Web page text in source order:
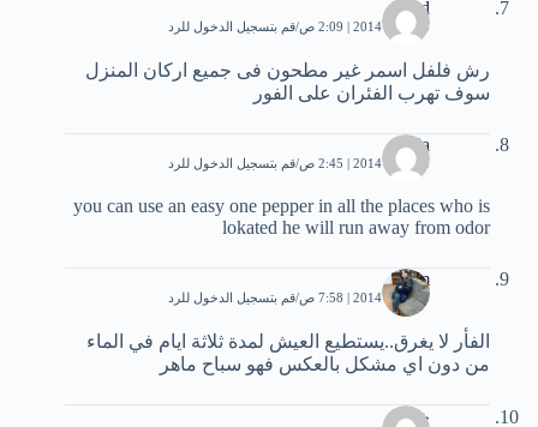
hend
15 يناير، 2014 | 2:09 ص قم بتسجيل الدخول للرد
رش فلفل اسمر غير مطحون فى جميع اركان المنزل
سوف تهرب الفئران على الفور
rania
15 يناير، 2014 | 2:45 ص قم بتسجيل الدخول للرد
you can use an easy one pepper in all the places who is
lokated he will run away from odor
rim
15 يناير، 2014 | 7:58 ص قم بتسجيل الدخول للرد
الفأر لا يغرق..يستطيع العيش لمدة ثلاثة ايام في الماء
من دون اي مشكل بالعكس فهو سباح ماهر
خالد